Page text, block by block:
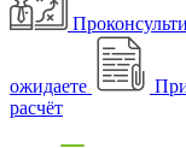
ожидаете
расчёт